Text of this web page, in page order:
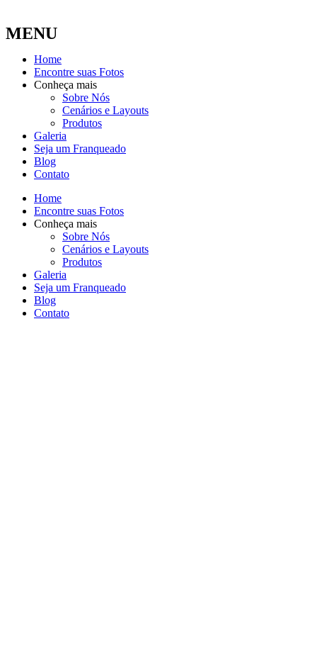
MENU
Home
Encontre suas Fotos
Conheça mais
Sobre Nós
Cenários e Layouts
Produtos
Galeria
Seja um Franqueado
Blog
Contato
Home
Encontre suas Fotos
Conheça mais
Sobre Nós
Cenários e Layouts
Produtos
Galeria
Seja um Franqueado
Blog
Contato